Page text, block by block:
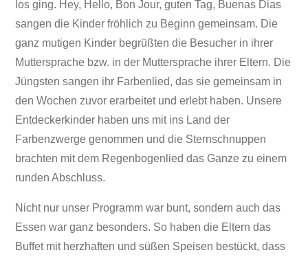
los ging. Hey, Hello, Bon Jour, guten Tag, Buenas Dias
sangen die Kinder fröhlich zu Beginn gemeinsam. Die
ganz mutigen Kinder begrüßten die Besucher in ihrer
Muttersprache bzw. in der Muttersprache ihrer Eltern. Die
Jüngsten sangen ihr Farbenlied, das sie gemeinsam in
den Wochen zuvor erarbeitet und erlebt haben. Unsere
Entdeckerkinder haben uns mit ins Land der
Farbenzwerge genommen und die Sternschnuppen
brachten mit dem Regenbogenlied das Ganze zu einem
runden Abschluss.
Nicht nur unser Programm war bunt, sondern auch das
Essen war ganz besonders. So haben die Eltern das
Buffet mit herzhaften und süßen Speisen bestückt, dass